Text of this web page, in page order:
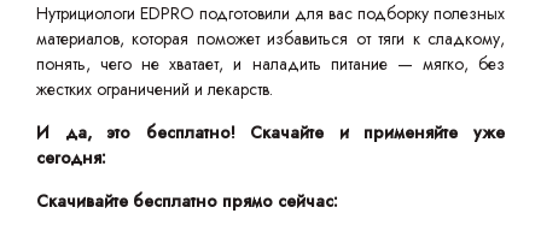
Нутрициологи EDPRO подготовили для вас подборку полезных
материалов, которая поможет избавиться от тяги к сладкому,
понять, чего не хватает, и наладить питание — мягко, без
жестких ограничений и лекарств.
И да, это бесплатно! Скачайте и применяйте уже
сегодня:
Скачивайте бесплатно прямо сейчас: